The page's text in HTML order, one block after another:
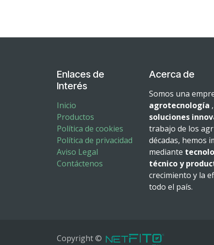
Enlaces de
Interés
Inicio
Productos
Política de cookies
Política de privacidad
Aviso Legal
Contáctenos
Acerca de
Somos una
agrotecnología
soluciones
trabajo de los
décadas, hemos
mediante
técnico y
crecimiento y la
todo el país.
Copyright ©